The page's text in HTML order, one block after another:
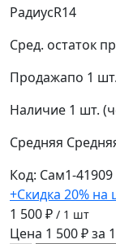
РадиусR14
Сред. остаток
Продажапо 1 шт.
Наличие 1 шт.
Средняя
Код: Сам1-41909
+Скидка 20%
1 500 ₽ / 1 шт
Цена 1 500 ₽ за